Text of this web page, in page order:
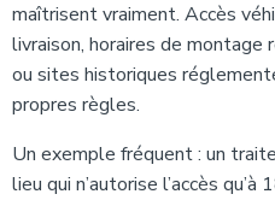
maîtrisent vraiment. Accès
livraison, horaires de
ou sites historiques
propres règles.
Un exemple fréquent : un
lieu qui n’autorise l’accès